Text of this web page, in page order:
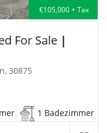
€105,000 + Tax
For Sale |
30875
1 Badezimmer